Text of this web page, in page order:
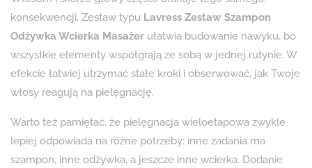
konsekwencji. Zestaw typu Lavress Zestaw Szampon
Odżywka Wcierka Masażer ułatwia budowanie nawyku, bo
wszystkie elementy współgrają ze sobą w jednej rutynie. W
efekcie łatwiej utrzymać stałe kroki i obserwować, jak Twoje
włosy reagują na pielęgnację.
Warto też pamiętać, że pielęgnacja wieloetapowa zwykle
lepiej odpowiada na różne potrzeby: inne zadania ma
szampon, inne odżywka, a jeszcze inne wcierka. Dodanie